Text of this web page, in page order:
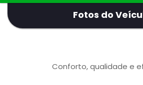
Fotos do
Conforto, qualidade e